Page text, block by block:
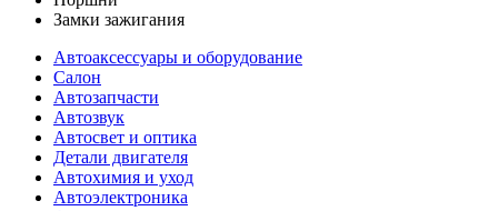
Замки зажигания
Автоаксессуары и оборудование
Салон
Автозапчасти
Автозвук
Автосвет и оптика
Детали двигателя
Автохимия и уход
Автоэлектроника